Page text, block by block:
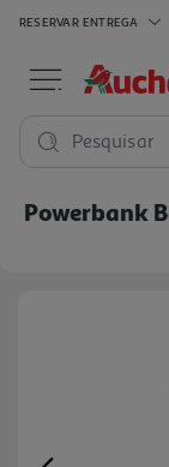
RESERVAR ENTREGA
Pesquisar
Powerbank